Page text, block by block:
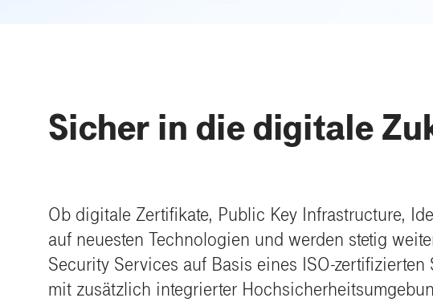
Sicher in die digitale
Ob digitale Zertifikate, Public Key Infrastructure,
auf neuesten Technologien und werden stetig
Security Services auf Basis eines ISO-
mit zusätzlich integrierter